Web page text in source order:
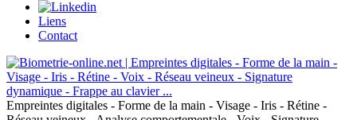
Liens
Contact
Empreintes digitales - Forme de la main - Visage - Iris - Rétine -